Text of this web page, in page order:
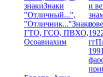
знакиЗнаки
"Отличный...",
"Отличник..."Знаки
ГТО, ГСО, ПВХО,
Осоавиахим
и
гг